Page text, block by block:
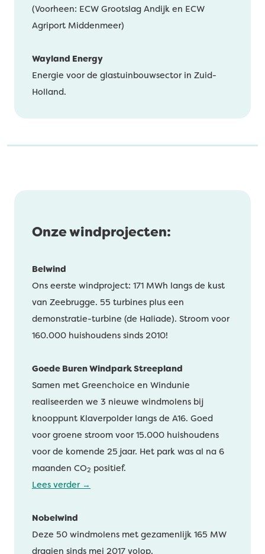
(Voorheen: ECW Grootslag Andijk en ECW
Agriport Middenmeer)
Wayland Energy
Energie voor de glastuinbouwsector in Zuid-
Holland.
Onze windprojecten:
Belwind
Ons eerste windproject: 171 MWh langs de kust
van Zeebrugge. 55 turbines plus een
demonstratie-turbine (de Haliade). Stroom voor
160.000 huishoudens sinds 2010!
Goede Buren Windpark Streepland
Samen met Greenchoice en Windunie
realiseerden we 3 nieuwe windmolens bij
knooppunt Klaverpolder langs de A16. Goed
voor groene stroom voor 15.000 huishoudens
voor de komende 25 jaar. Het park was al na 6
maanden CO2 positief.
Lees verder →
Nobelwind
Deze 50 windmolens met gezamenlijk 165 MW
draaien sinds mei 2017 volop.